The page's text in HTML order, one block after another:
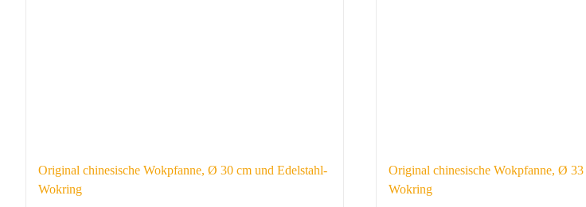
Original chinesische Wokpfanne, Ø 30 cm und Edelstahl-
Wokring
Original chinesische Wokpfanne, Ø
Wokring